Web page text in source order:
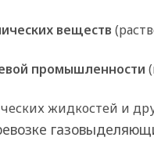
веществ
промышленности
жидкостей и